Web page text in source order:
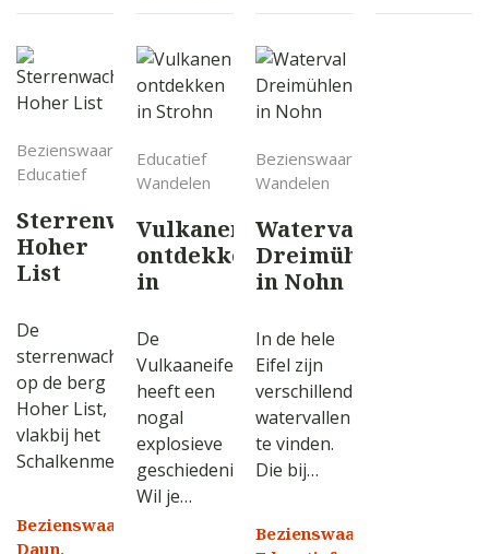
Bezienswaardigheid
Educatief
Sterrenwacht
Hoher
List
De
sterrenwacht
op de berg
Hoher List,
vlakbij het
Schalkenmehrener…
Bezienswaardigheid,
Daun,
Educatief
Wandelen
Vulkanen
ontdekken
in
De
Vulkaaneifel
heeft een
nogal
explosieve
geschiedenis.
Wil je…
Bezienswaardigheid
Wandelen
Waterval
Dreimühlen
in Nohn
In de hele
Eifel zijn
verschillende
watervallen
te vinden.
Die bij…
Bezienswaardigheid,